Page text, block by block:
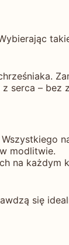
serca – bez
modlitwie.
na każdym
się